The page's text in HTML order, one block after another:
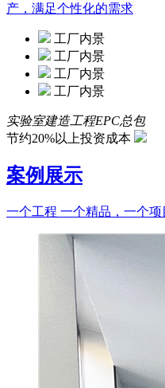
产，满足个性化的需求
工厂内景
工厂内景
工厂内景
工厂内景
实验室建造工程EPC总包
节约20%以上投资成本
案例展示
一个工程 一个精品，一个